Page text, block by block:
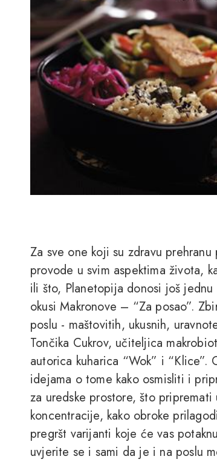
Za sve one koji su zdravu
provode u svim aspektima života,
ili što, Planetopija donosi još
okusi Makronove – “Za posao”.
poslu - maštovitih, ukusnih,
Tončika Cukrov, učiteljica
autorica kuharica “Wok” i “Klice”.
idejama o tome kako osmisliti i
za uredske prostore, što
koncentracije, kako obroke
pregršt varijanti koje će vas
uvjerite se i sami da je i na poslu